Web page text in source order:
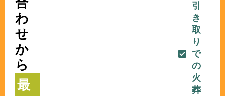
わ
せ
か
ら
最
引
き
取
り
で
の
火
葬